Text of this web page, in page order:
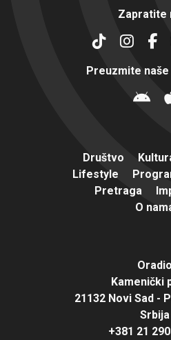
Zapratite
Preuzmite
Društvo
Lifestyle
Pretraga
O
Oradio
Kamenički
21132 Novi Sad -
Srbija
+381 21